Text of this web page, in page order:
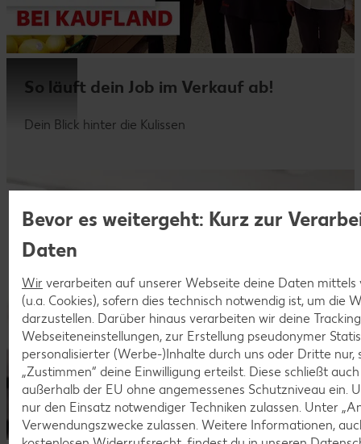
So läuft dein Job im Verkauf ab!
Dein Blick hinter die Kulissen
Bevor es weitergeht: Kurz zur
Daten
Wir verarbeiten auf unserer Webseite deine Daten mittels
(u.a. Cookies), sofern dies technisch notwendig ist, um die
darzustellen. Darüber hinaus verarbeiten wir deine
Webseiteneinstellungen, zur Erstellung pseudonymer
personalisierter (Werbe-)Inhalte durch uns oder Dritte nur,
„Zustimmen“ deine Einwilligung erteilst. Diese schließt
außerhalb der EU ohne angemessenes Schutzniveau ein.
nur den Einsatz notwendiger Techniken zulassen. Unter
Verwendungszwecke zulassen. Weitere Informationen,